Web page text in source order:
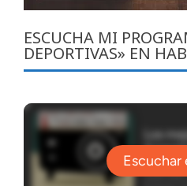
ESCUCHA MI
DEPORTIVAS» EN